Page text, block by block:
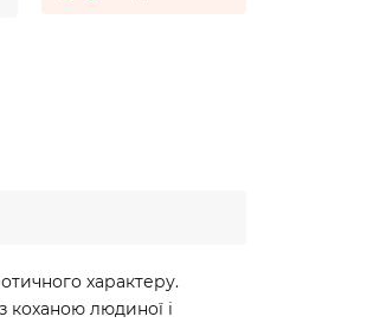
характеру.
коханою людиної і